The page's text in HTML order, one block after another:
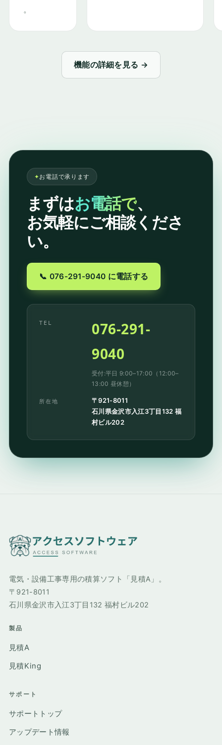
。
機能の詳細を見る →
✦お電話で承ります
まずはお電話で、
お気軽にご相談くださ
い。
📞 076-291-9040 に電話する
TEL
076-291-
9040
受付:平日 9:00–17:00（12:00–
13:00 昼休憩）
所在地
〒921-8011
石川県金沢市入江3丁目132 福
村ビル202
電気・設備工事専用の積算ソフト「見積A」。
〒921-8011
石川県金沢市入江3丁目132 福村ビル202
製品
見積A
見積King
サポート
サポートトップ
アップデート情報